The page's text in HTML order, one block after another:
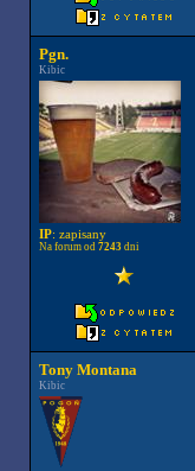
Pgn.
Kibic
IP: zapisany
Na forum od 7243dni
Tony Montana
Kibic